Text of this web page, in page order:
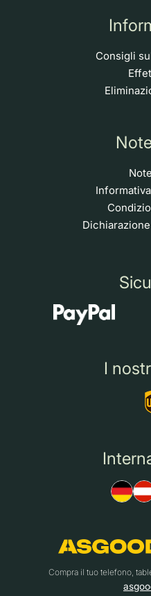
Consigli
I
Compra il tuo telefono,